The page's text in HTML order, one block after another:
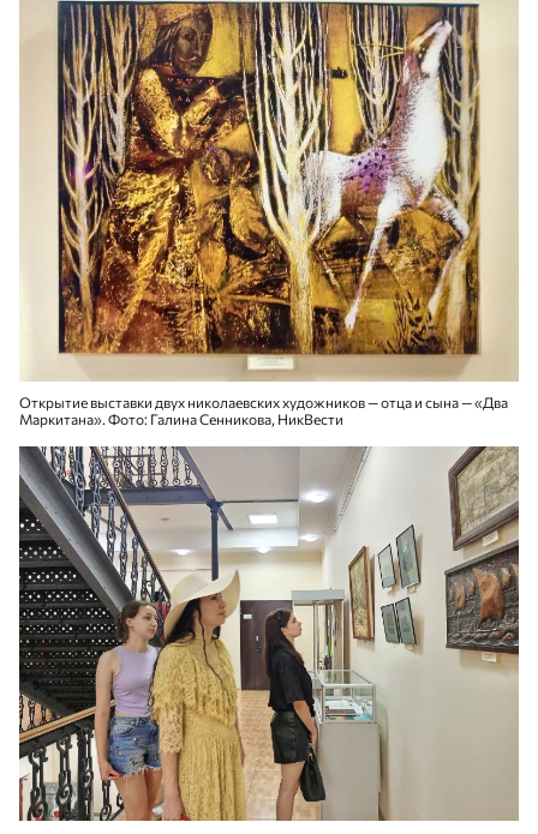
Открытие выставки двух николаевских художников — отца и сына — «Два
Маркитана». Фото: Галина Сенникова, НикВести